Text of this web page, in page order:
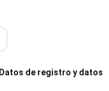
Datos de registro y datos